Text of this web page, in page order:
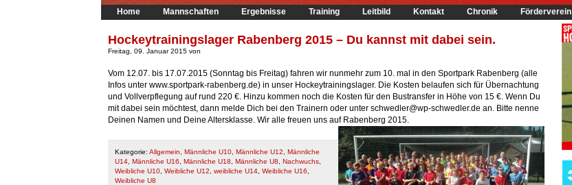
Home Mannschaften Ergebnisse Training Leitbild Kontakt Chronik Förderverein
Hockeytrainingslager Rabenberg 2015 – Du kannst mit dabei sein.
Freitag, 09. Januar 2015 von
Vom 12.07. bis 17.07.2015 (Sonntag bis Freitag) fahren wir nunmehr zum 10. mal in den Sportpark Rabenberg (alle
Infos unter www.sportpark-rabenberg.de) in unser Hockeytrainingslager. Die Kosten belaufen sich für Übernachtung
und Vollverpflegung auf rund 220 €. Hinzu kommen noch die Kosten für den Bustransfer in Höhe von 15 €. Wenn Du
mit dabei sein möchtest, dann melde Dich bei den Trainern oder unter schwedler@wp-schwedler.de an. Bitte nenne
Deinen Namen und Deine Altersklasse. Wir alle freuen uns auf Rabenberg 2015.
Kategorie: Allgemein Männliche U10 Männliche U12
Männliche
U14 Männliche U16 Männliche U18 Männliche U8 Nachwuchs
Weibliche U10 Weibliche U12 weibliche U14 Weibliche U16
Weibliche U8